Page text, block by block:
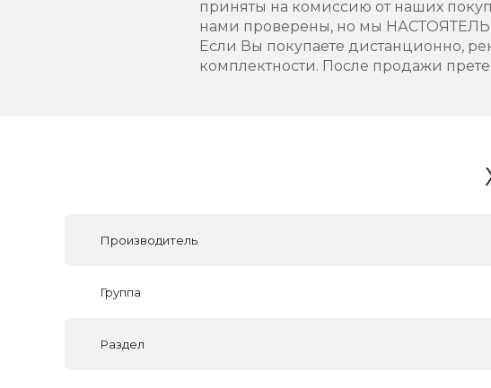
приняты на комиссию от наших
нами проверены, но мы
Если Вы покупаете дистанционно,
комплектности. После продажи
Производитель
Группа
Раздел